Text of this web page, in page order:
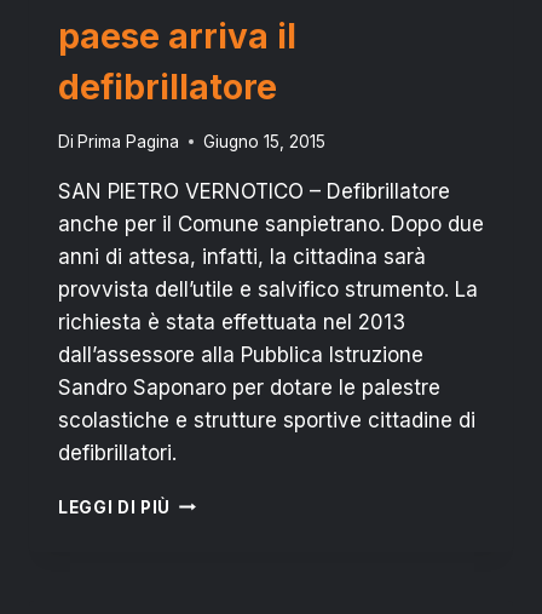
paese arriva il
defibrillatore
Di Prima Pagina Giugno 15, 2015
SAN PIETRO VERNOTICO – Defibrillatore
anche per il Comune sanpietrano. Dopo due
anni di attesa, infatti, la cittadina sarà
provvista dell’utile e salvifico strumento. La
richiesta è stata effettuata nel 2013
dall’assessore alla Pubblica Istruzione
Sandro Saponaro per dotare le palestre
scolastiche e strutture sportive cittadine di
defibrillatori.
LEGGI DI PIÙ SAN